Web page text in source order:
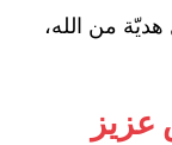
من الله،